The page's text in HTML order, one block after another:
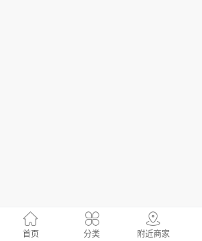
首页 分类 附近商家